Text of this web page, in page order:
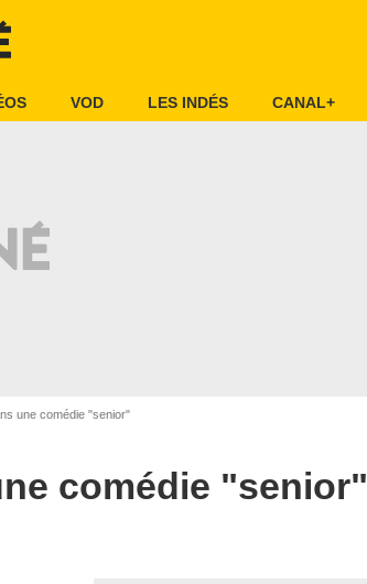
VOD LES INDÉS CANAL+
une comédie "senior"
comédie "senior"